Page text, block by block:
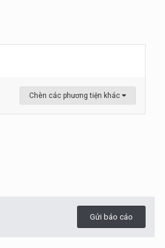
Chèn các phương tiện khác
Gửi báo cáo